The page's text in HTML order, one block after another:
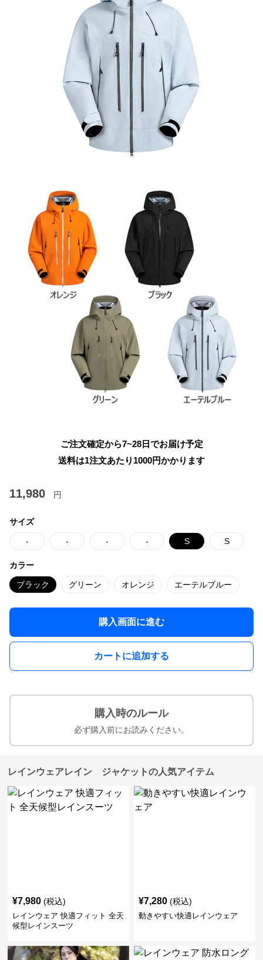
ご注文確定から7~28日でお届け予定
送料は1注文あたり 1000円かかります
11,980 円
サイズ
- - - - S S
カラー
ブラック グリーン オレンジ エーテルブルー
購入画面に進む
カートに追加する
購入時のルール
必ず購入前にお読みください。
レインウェアレイン ジャケットの人気アイテム
¥7,980 (税込)
レインウェア 快適フィット 全天
候型レインスーツ
¥7,280 (税込)
動きやすい快適レインウェア